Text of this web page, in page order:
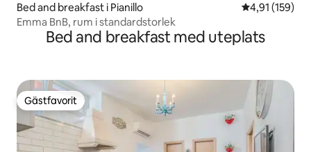
Bed and breakfast i Pianillo 4,91 av 5 i
4,91 (159)
Emma BnB, rum i standardstorlek
Bed and breakfast med uteplats
Gästfavorit
Gästfavorit